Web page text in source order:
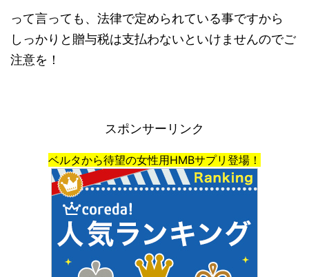
って言っても、法律で定められている事ですから
しっかりと贈与税は支払わないといけませんのでご
注意を！
スポンサーリンク
ベルタから待望の女性用HMBサプリ登場！